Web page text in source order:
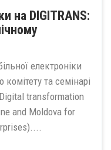
на DIGITRANS:
електроніки
комітету та семінарі
transformation
and Moldova for